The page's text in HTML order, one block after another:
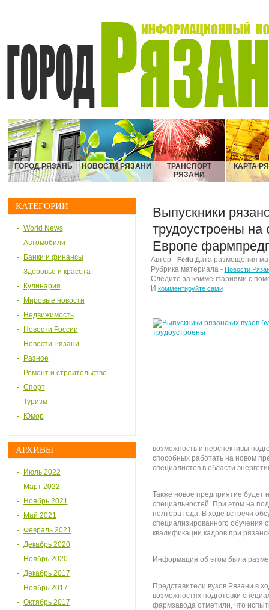
ГОРОД РЯЗАНЬ НОВОСТИ РЯЗАНИ
ТРАНСПОРТ
РЯЗАНИ
КАРТА
КАТЕГОРИИ
World News
Автомобили
Банки и финансы
Здоровье и красота
Кулинария
Мировые новости
Недвижимость
Новости России
Новости Рязани
Разное
Ремонт и строительство
Спорт
Туризм
Юмор
АРХИВЫ
Июль 2022
Март 2022
Ноябрь 2021
Май 2021
Февраль 2021
Декабрь 2020
Ноябрь 2020
Декабрь 2017
Ноябрь 2017
Октябрь 2017
Выпускники
трудоустроены на
Европе
Автор - Fedu Дата размещения
Рубрика материала - Новости
Следите за комментариями с
И комментируйте сами
возможность и перспективы
способных работать на новом
специалистов в области
Также новое предприятие будет
специальностей. При этом на
полтора года. В ходе встречи
специализированного обучения
квалификации кадров при
Информация об этом была
Представители вузов Рязани в
возможностях подготовки
фармзавода отметили, что